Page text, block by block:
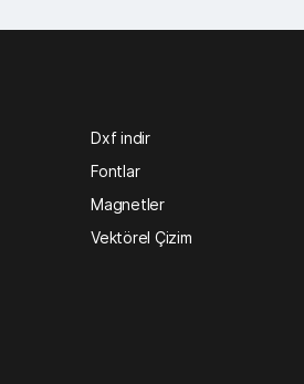
Dxf indir
Fontlar
Magnetler
Vektörel Çizim